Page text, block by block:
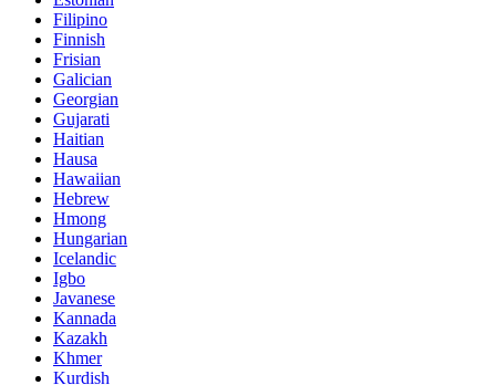
Filipino
Finnish
Frisian
Galician
Georgian
Gujarati
Haitian
Hausa
Hawaiian
Hebrew
Hmong
Hungarian
Icelandic
Igbo
Javanese
Kannada
Kazakh
Khmer
Kurdish